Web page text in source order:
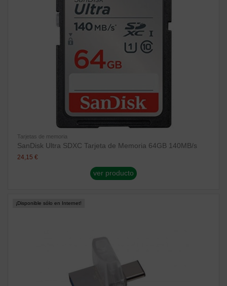
Tarjetas de memoria
SanDisk Ultra SDXC Tarjeta de Memoria 64GB 140MB/s
24,15 €
ver producto
¡Disponible sólo en Internet!